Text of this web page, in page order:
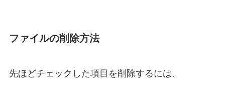
ファイルの削除方法
先ほどチェックした項目を削除するには、